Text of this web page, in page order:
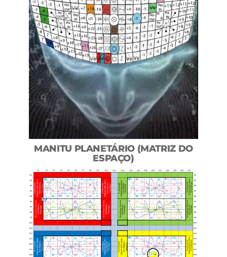
MANITU PLANETÁRIO (MATRIZ DO
ESPAÇO)